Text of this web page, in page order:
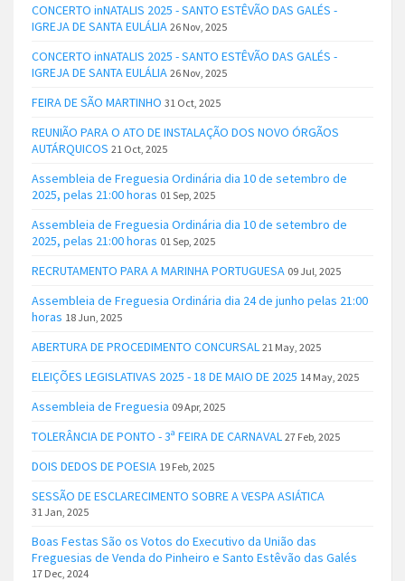
CONCERTO inNATALIS 2025 - SANTO ESTÊVÃO DAS GALÉS -
IGREJA DE SANTA EULÁLIA 26 Nov, 2025
CONCERTO inNATALIS 2025 - SANTO ESTÊVÃO DAS GALÉS -
IGREJA DE SANTA EULÁLIA 26 Nov, 2025
FEIRA DE SÃO MARTINHO 31 Oct, 2025
REUNIÃO PARA O ATO DE INSTALAÇÃO DOS NOVO ÓRGÃOS
AUTÁRQUICOS 21 Oct, 2025
Assembleia de Freguesia Ordinária dia 10 de setembro de
2025, pelas 21:00 horas 01 Sep, 2025
Assembleia de Freguesia Ordinária dia 10 de setembro de
2025, pelas 21:00 horas 01 Sep, 2025
RECRUTAMENTO PARA A MARINHA PORTUGUESA 09 Jul, 2025
Assembleia de Freguesia Ordinária dia 24 de junho pelas 21:00
horas 18 Jun, 2025
ABERTURA DE PROCEDIMENTO CONCURSAL 21 May, 2025
ELEIÇÕES LEGISLATIVAS 2025 - 18 DE MAIO DE 2025 14 May, 2025
Assembleia de Freguesia 09 Apr, 2025
TOLERÂNCIA DE PONTO - 3ª FEIRA DE CARNAVAL 27 Feb, 2025
DOIS DEDOS DE POESIA 19 Feb, 2025
SESSÃO DE ESCLARECIMENTO SOBRE A VESPA ASIÁTICA
31 Jan, 2025
Boas Festas São os Votos do Executivo da União das
Freguesias de Venda do Pinheiro e Santo Estêvão das Galés
17 Dec, 2024